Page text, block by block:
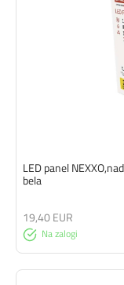
LED panel
bela
Na zalogi
19,40 EUR